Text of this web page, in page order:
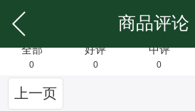
商品评论
全部
0
好评
0
中评
0
上一页